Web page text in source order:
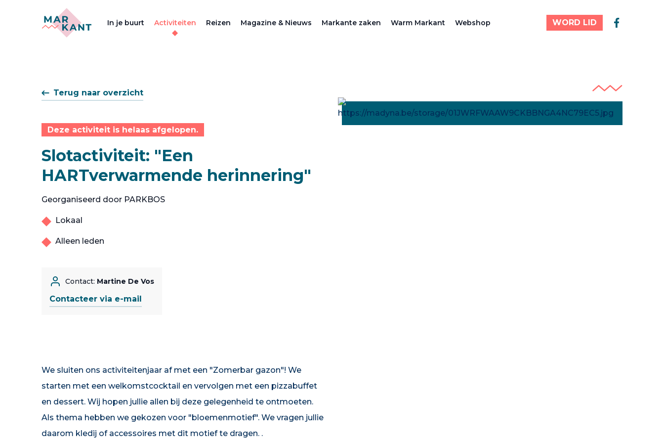
In je buurt Activiteiten Reizen Magazine & Nieuws Markante zaken Warm Markant Webshop WORD LID
Terug naar overzicht
Deze activiteit is helaas afgelopen.
Slotactiviteit: "Een
HARTverwarmende herinnering"
Georganiseerd door PARKBOS
Lokaal
Alleen leden
Contact: Martine De Vos
Contacteer via e-mail
We sluiten ons activiteitenjaar af met een "Zomerbar gazon"! We
starten met een welkomstcocktail en vervolgen met een pizzabuffet
en dessert. Wij hopen jullie allen bij deze gelegenheid te ontmoeten.
Als thema hebben we gekozen voor "bloemenmotief". We vragen jullie
daarom kledij of accessoires met dit motief te dragen. .